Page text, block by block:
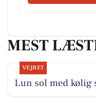
MEST
VEJRET
Lun sol med kølig